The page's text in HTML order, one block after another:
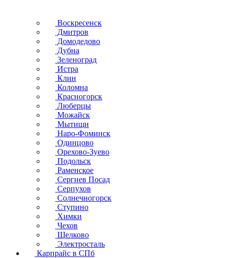
Воскресенск
Дмитров
Домодедово
Дубна
Зеленоград
Истра
Клин
Коломна
Красногорск
Люберцы
Можайск
Мытищи
Наро-Фоминск
Одинцово
Орехово-Зуево
Подольск
Раменское
Сергиев Посад
Серпухов
Солнечногорск
Ступино
Химки
Чехов
Щелково
Электросталь
Карпрайс в СПб